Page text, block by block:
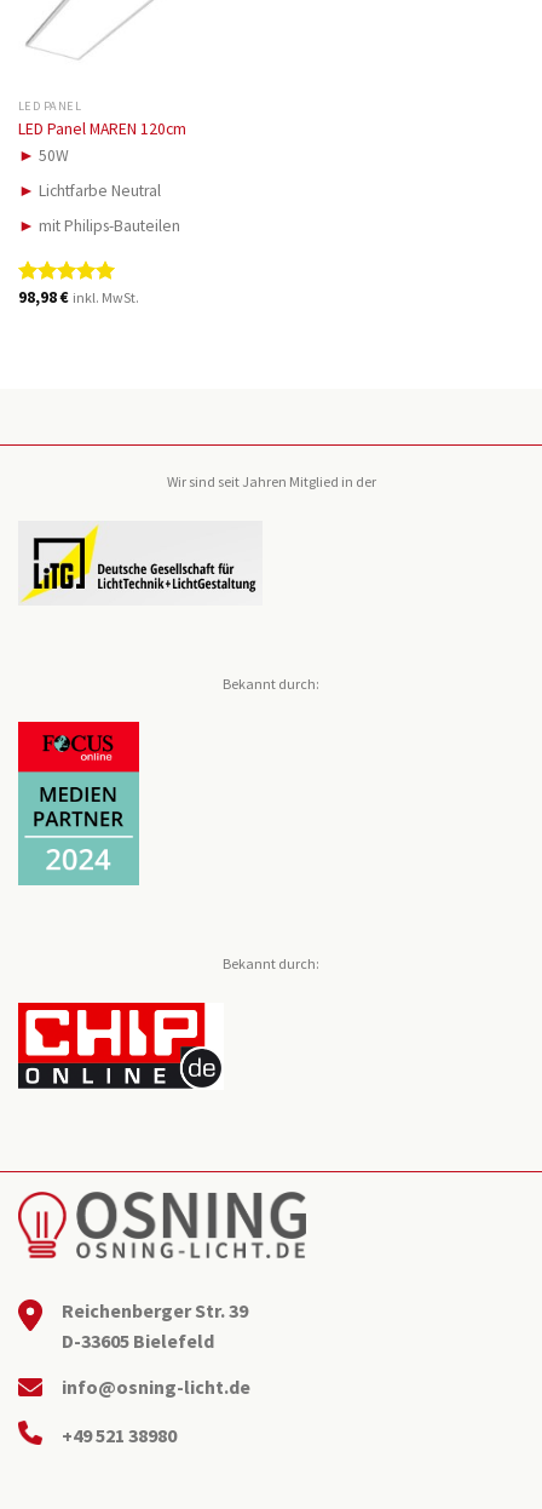
LED PANEL
LED Panel MAREN 120cm
► 50W
► Lichtfarbe Neutral
► mit Philips-Bauteilen
Bewertet
98,98€ inkl. MwSt.
Wir sind seit Jahren Mitglied in der
Bekannt durch:
Bekannt durch:
Reichenberger Str. 39
D-33605 Bielefeld
info@osning-licht.de
+49 521 38980